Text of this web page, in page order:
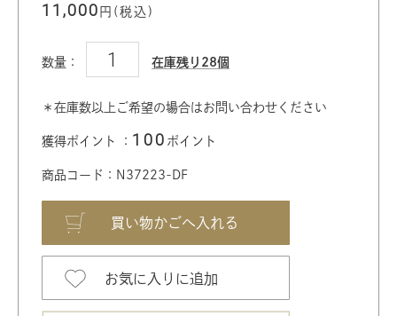
11,000 円(税込)
数量： 在庫残り28個
＊在庫数以上ご希望の場合はお問い合わせください
獲得ポイント ： 100 ポイント
商品コード：N37223-DF
お気に入りに追加